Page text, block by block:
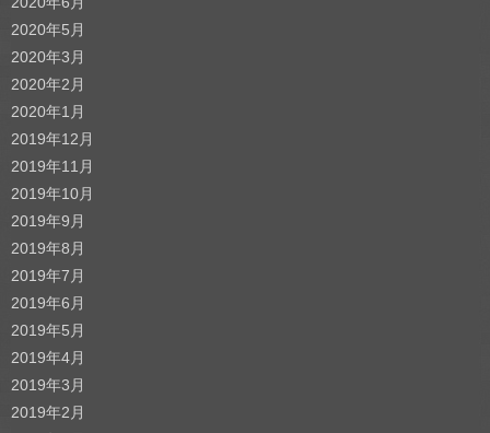
2020年5月
2020年3月
2020年2月
2020年1月
2019年12月
2019年11月
2019年10月
2019年9月
2019年8月
2019年7月
2019年6月
2019年5月
2019年4月
2019年3月
2019年2月